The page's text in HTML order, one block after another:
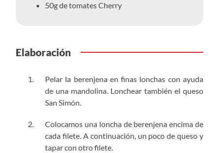
50g de tomates Cherry
Elaboración
Pelar la berenjena en finas lonchas con ayuda
de una mandolina. Lonchear también el queso
San Simón.
Colocamos una loncha de berenjena encima de
cada filete. A continuación, un poco de queso y
tapar con otro filete.